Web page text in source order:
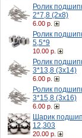
Ролик
2*7,8 (2х8)
6.00 р.
Ролик
5,5*9
10.00 р.
Ролик
3*13,8 (3х14)
6.00 р.
Ролик
3*15,8 (3х16)
6.00 р.
Шарик
12,303
20.00 р.